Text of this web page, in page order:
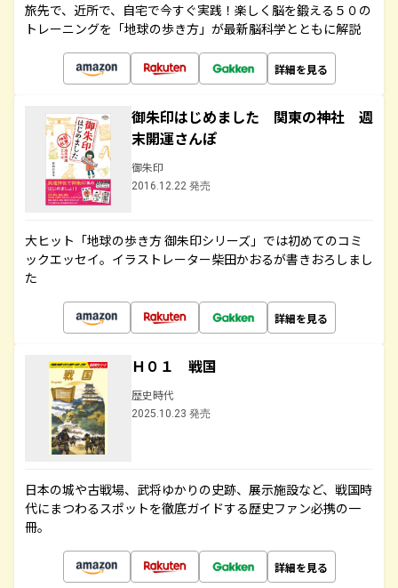
旅先で、近所で、自宅で今すぐ実践！楽しく脳を鍛える５０の
トレーニングを「地球の歩き方」が最新脳科学とともに解説
詳細を見る
御朱印はじめました 関東の神社 週
末開運さんぽ
御朱印
2016.12.22 発売
大ヒット「地球の歩き方 御朱印シリーズ」では初めてのコミ
ックエッセイ。イラストレーター柴田かおるが書きおろしまし
た
詳細を見る
Ｈ０１ 戦国
歴史時代
2025.10.23 発売
日本の城や古戦場、武将ゆかりの史跡、展示施設など、戦国時
代にまつわるスポットを徹底ガイドする歴史ファン必携の一
冊。
詳細を見る